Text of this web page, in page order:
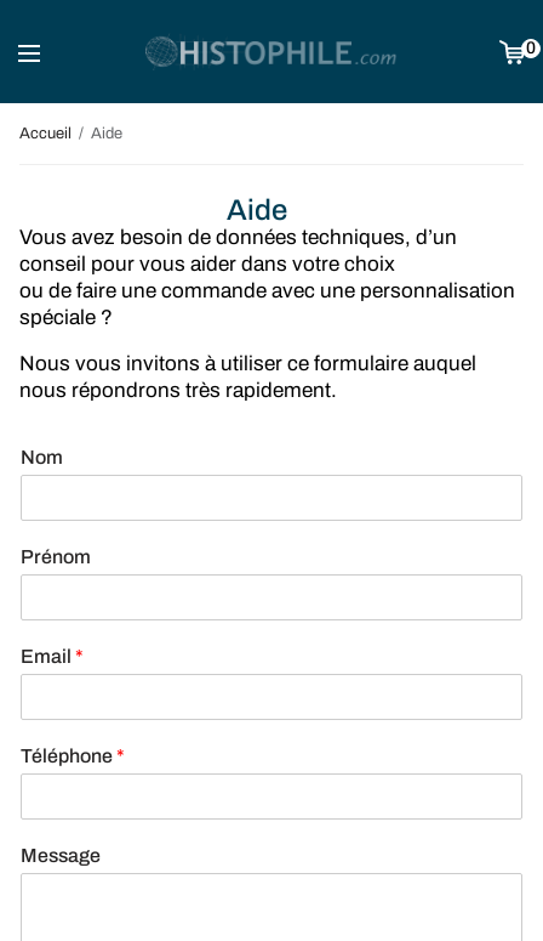
0
Accueil Aide
Aide
Vous avez besoin de données techniques, d’un
conseil pour vous aider dans votre choix
ou de faire une commande avec une personnalisation
spéciale ?
Nous vous invitons à utiliser ce formulaire auquel
nous répondrons très rapidement.
Nom
Prénom
Email *
Téléphone*
Message